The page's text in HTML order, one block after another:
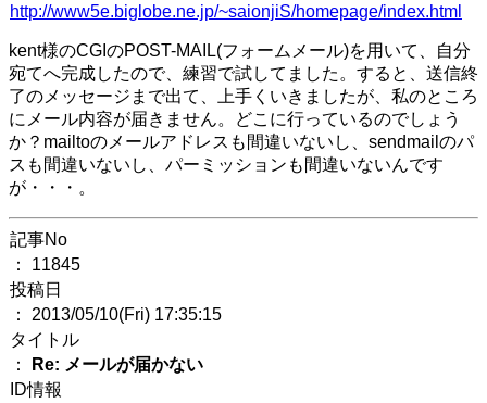
http://www5e.biglobe.ne.jp/~saionjiS/homepage/index.html
kent様のCGIのPOST-MAIL(フォームメール)を用いて、自分
宛てへ完成したので、練習で試してました。すると、送信終
了のメッセージまで出て、上手くいきましたが、私のところ
にメール内容が届きません。どこに行っているのでしょう
か？mailtoのメールアドレスも間違いないし、sendmailのパ
スも間違いないし、パーミッションも間違いないんです
が・・・。
記事No
： 11845
投稿日
： 2013/05/10(Fri) 17:35:15
タイトル
：
Re: メールが届かない
ID情報